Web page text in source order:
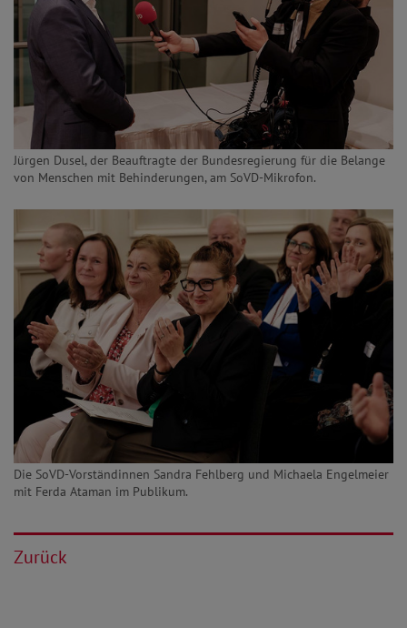
Jürgen Dusel, der Beauftragte der Bundesregierung für die Belange
von Menschen mit Behinderungen, am SoVD-Mikrofon.
Die SoVD-Vorständinnen Sandra Fehlberg und Michaela Engelmeier
mit Ferda Ataman im Publikum.
Zurück